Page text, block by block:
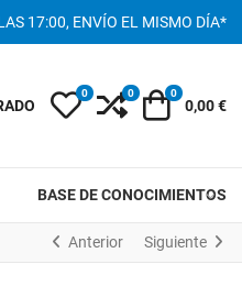
17:00, ENVÍO EL MISMO DÍA*
My Wishlist
0 Compare
0 Carro
0
0,00 €
BASE DE CONOCIMIENTOS
Anterior Siguiente